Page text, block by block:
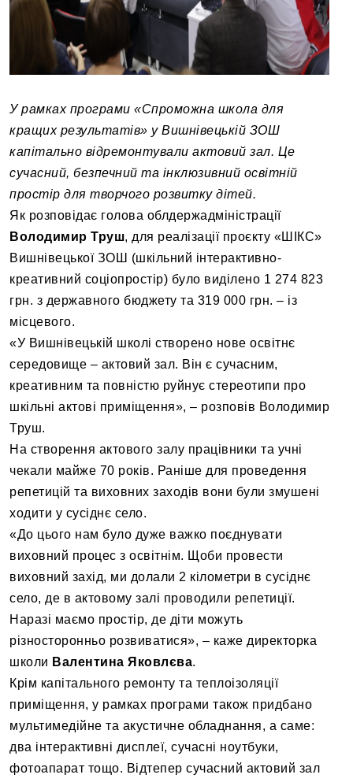
У рамках програми «Спроможна школа для
кращих результатів» у Вишнівецькій ЗОШ
капітально відремонтували актовий зал. Це
сучасний, безпечний та інклюзивний освітній
простір для творчого розвитку дітей.
Як розповідає голова облдержадміністрації
Володимир Труш, для реалізації проєкту «ШІКС»
Вишнівецької ЗОШ (шкільний інтерактивно-
креативний соціопростір) було виділено 1 274 823
грн. з державного бюджету та 319 000 грн. – із
місцевого.
«У Вишнівецькій школі створено нове освітнє
середовище – актовий зал. Він є сучасним,
креативним та повністю руйнує стереотипи про
шкільні актові приміщення», – розповів Володимир
Труш.
На створення актового залу працівники та учні
чекали майже 70 років. Раніше для проведення
репетицій та виховних заходів вони були змушені
ходити у сусіднє село.
«До цього нам було дуже важко поєднувати
виховний процес з освітнім. Щоби провести
виховний захід, ми долали 2 кілометри в сусіднє
село, де в актовому залі проводили репетиції.
Наразі маємо простір, де діти можуть
різносторонньо розвиватися», – каже директорка
школи Валентина Яковлєва.
Крім капітального ремонту та теплоізоляції
приміщення, у рамках програми також придбано
мультимедійне та акустичне обладнання, а саме:
два інтерактивні дисплеї, сучасні ноутбуки,
фотоапарат тощо. Відтепер сучасний актовий зал